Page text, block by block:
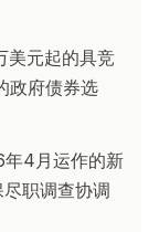
美元起的具竞
政府债券选
年4月运作的新
职调查协调